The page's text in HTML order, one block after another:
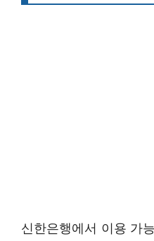
신한은행에서 이용 가